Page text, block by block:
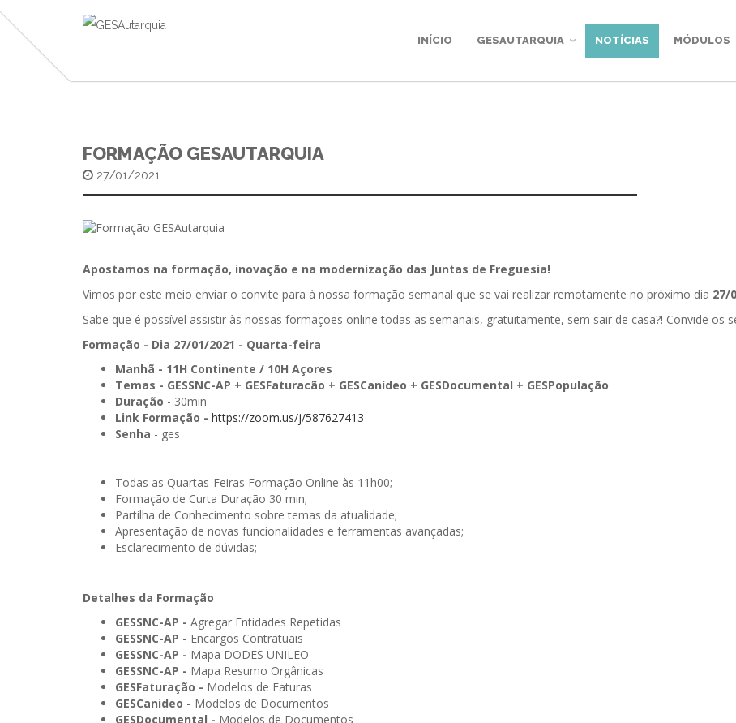
INÍCIO GESAUTARQUIA NOTÍCIAS MÓDULOS
FORMAÇÃO GESAUTARQUIA
27/01/2021
Apostamos na formação, inovação e na modernização das Juntas de Freguesia!
Vimos por este meio enviar o convite para à nossa formação semanal que se vai realizar remotamente no próximo dia 27/
Sabe que é possível assistir às nossas formações online todas as semanais, gratuitamente, sem sair de casa?! Convide os
Formação - Dia 27/01/2021 - Quarta-feira
Manhã - 11H Continente / 10H Açores
Temas - GESSNC-AP + GESFaturacão + GESCanídeo + GESDocumental + GESPopulação
Duração - 30min
Link Formação - https://zoom.us/j/587627413
Senha - ges
Todas as Quartas-Feiras Formação Online às 11h00;
Formação de Curta Duração 30 min;
Partilha de Conhecimento sobre temas da atualidade;
Apresentação de novas funcionalidades e ferramentas avançadas;
Esclarecimento de dúvidas;
Detalhes da Formação
GESSNC-AP - Agregar Entidades Repetidas
GESSNC-AP - Encargos Contratuais
GESSNC-AP - Mapa DODES UNILEO
GESSNC-AP - Mapa Resumo Orgânicas
GESFaturação - Modelos de Faturas
GESCanideo - Modelos de Documentos
GESDocumental - Modelos de Documentos